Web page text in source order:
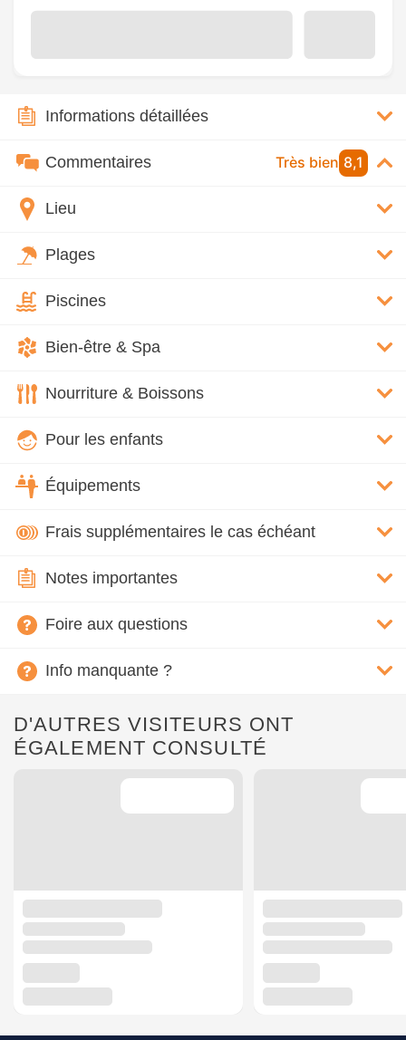
Informations détaillées
Commentaires Très bien 8,1
Lieu
Plages
Piscines
Bien-être & Spa
Nourriture & Boissons
Pour les enfants
Équipements
Frais supplémentaires le cas échéant
Notes importantes
Foire aux questions
Info manquante ?
D'AUTRES VISITEURS ONT
ÉGALEMENT CONSULTÉ